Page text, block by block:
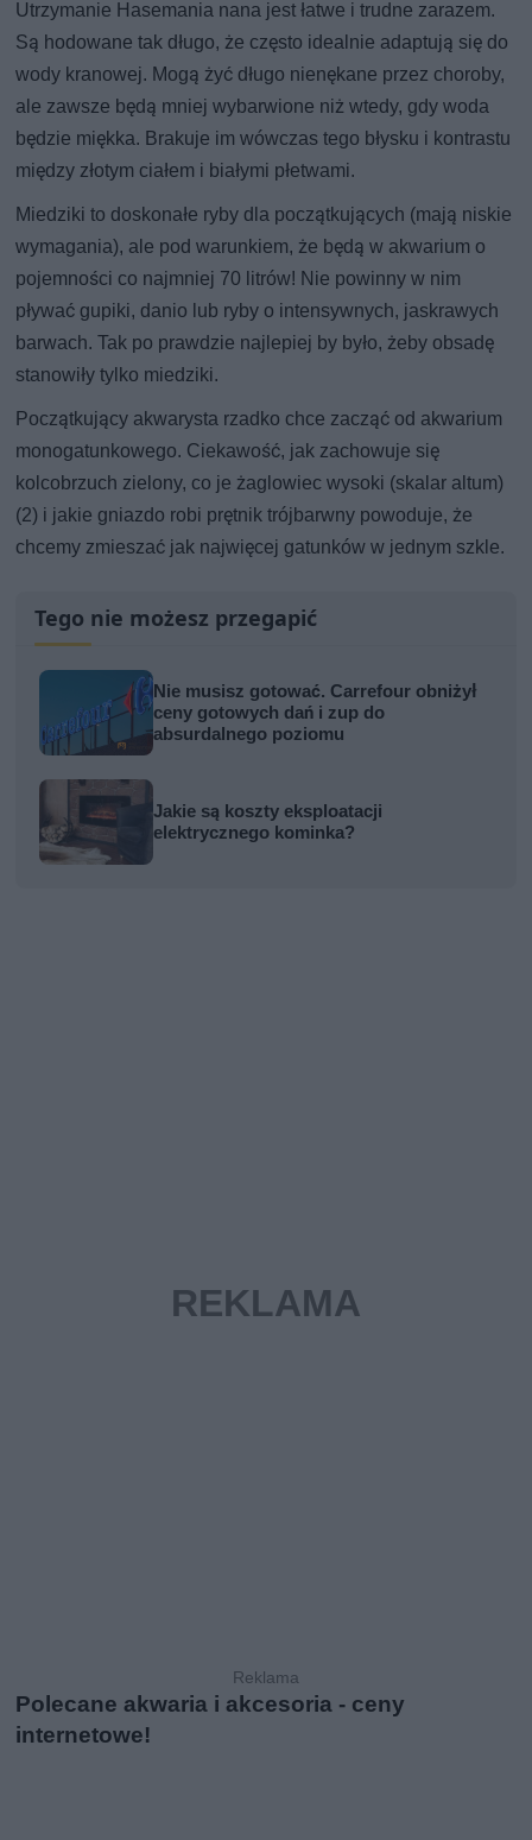
Utrzymanie Hasemania nana jest łatwe i trudne zarazem.
Są hodowane tak długo, że często idealnie adaptują się do
wody kranowej. Mogą żyć długo nienękane przez choroby,
ale zawsze będą mniej wybarwione niż wtedy, gdy woda
będzie miękka. Brakuje im wówczas tego błysku i kontrastu
między złotym ciałem i białymi płetwami.
Miedziki to doskonałe ryby dla początkujących (mają niskie
wymagania), ale pod warunkiem, że będą w akwarium o
pojemności co najmniej 70 litrów! Nie powinny w nim
pływać gupiki, danio lub ryby o intensywnych, jaskrawych
barwach. Tak po prawdzie najlepiej by było, żeby obsadę
stanowiły tylko miedziki.
Początkujący akwarysta rzadko chce zacząć od akwarium
monogatunkowego. Ciekawość, jak zachowuje się
kolcobrzuch zielony, co je żaglowiec wysoki (skalar altum)
(2) i jakie gniazdo robi prętnik trójbarwny powoduje, że
chcemy zmieszać jak najwięcej gatunków w jednym szkle.
Tego nie możesz przegapić
Nie musisz gotować. Carrefour obniżył
ceny gotowych dań i zup do
absurdalnego poziomu
Jakie są koszty eksploatacji
elektrycznego kominka?
Polecane akwaria i akcesoria - ceny
internetowe!